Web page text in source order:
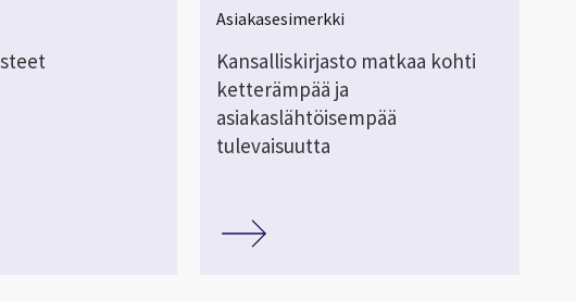
Asiakasesimerkki
Kansalliskirjasto matkaa kohti
ketterämpää ja
asiakaslähtöisempää
tulevaisuutta